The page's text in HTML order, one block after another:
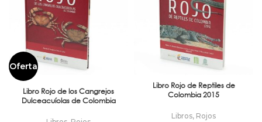
Oferta
Libro Rojo de los Cangrejos
Dulceacuíolas de Colombia
Libro Rojo de Reptiles de
Colombia 2015
Libros, Rojos